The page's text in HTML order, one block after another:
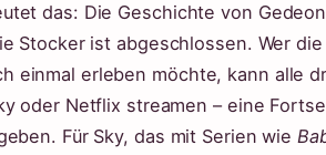
das: Die Geschichte von Gedeon
Stocker ist abgeschlossen. Wer die
einmal erleben möchte, kann alle
oder Netflix streamen – eine
Für Sky, das mit Serien wie